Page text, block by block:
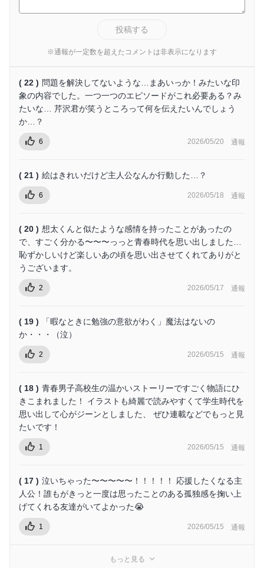
投稿する
※通報が一定数を超えたコメントは非表示になります
( 22 ) 問題を解決してないような…まあいっか！みたいな印
象の内容でした。一つ一つのエピソードがこれ必要ある？み
たいな… 芹沢君が笑うところって何を伝えたいんでしょう
か…？
6 2026/05/20 通報
( 21 ) 絵はきれいだけど主人公なんか行動した…？
6 2026/05/18 通報
( 20 ) 想太くんと似たような感情を持ったことがあったの
で、すごく分かる〜〜〜っっと青春時代を思い出しました…
恥ずかしいけど楽しいあの頃を思い出させてくれてありがと
うございます。
2 2026/05/17 通報
( 19 )
「暇なときに勉強の意欲がわく」魔法はないの
か・・・（泣）
2 2026/05/15 通報
( 18 ) 青春男子高校生の温かいストーリーですごく物語にひ
きこまれました！ イラストも綺麗で読みやすくて学生時代を
思い出して心がジーンとしました、 ぜひ連載などでもっと見
たいです！
1 2026/05/15 通報
( 17 ) 泣いちゃった〜〜〜〜〜！！！！！ 応援したくなる主
人公！誰もがきっと一度は思ったことのある孤独感を掬い上
げてくれる友達がいてよかった😭
1 2026/05/15 通報
もっと見る